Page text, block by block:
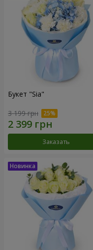
Букет "Sia"
3 199 грн
Заказать